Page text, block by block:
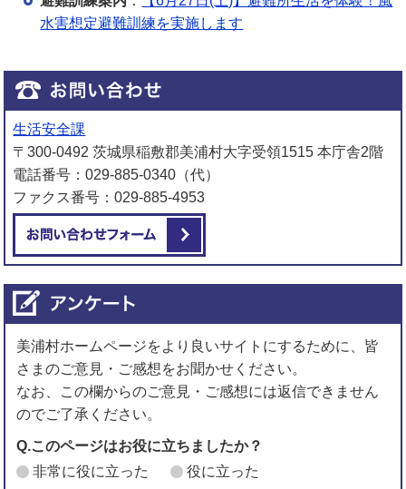
水害想定避難訓練を実施します
生活安全課
〒300-0492 茨城県稲敷郡美浦村大字受領1515 本庁舎2階
電話番号：029-885-0340（代）
ファクス番号：029-885-4953
美浦村ホームページをより良いサイトにするために、皆
さまのご意見・ご感想をお聞かせください。
なお、この欄からのご意見・ご感想には返信できません
のでご了承ください。
Q.このページはお役に立ちましたか？
非常に役に立った
役に立った